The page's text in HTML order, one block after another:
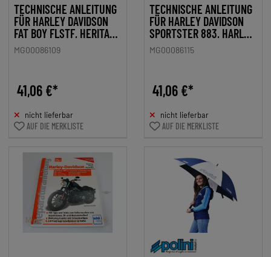
TECHNISCHE ANLEITUNG
FÜR HARLEY DAVIDSON
FAT BOY FLSTF, HERITAGE
SOFTAIL, SPRINGER,
NIGHT TRAIN
MG00086109
41,06 €*
nicht lieferbar
AUF DIE MERKLISTE
TECHNISCHE ANLEITUNG
FÜR HARLEY DAVIDSON
SPORTSTER 883, HARLEY
DAVIDSON SPORTSTER
1100, HARLEY DAVIDSON
MG00086115
41,06 €*
nicht lieferbar
AUF DIE MERKLISTE